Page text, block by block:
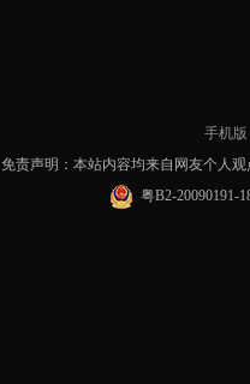
手机版
免责声明：本站内容均来自网友个人
粤B2-20090191-